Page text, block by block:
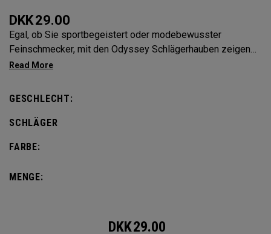
DKK29.00
Egal, ob Sie sportbegeistert oder modebewusster
Feinschmecker, mit den Odyssey Schlägerhauben zeigen
Sie Ihre Persönlichkeit
GESCHLECHT:
SCHLÄGER
FARBE:
MENGE:
DKK29.00